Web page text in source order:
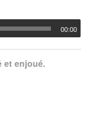
00:00
et enjoué.